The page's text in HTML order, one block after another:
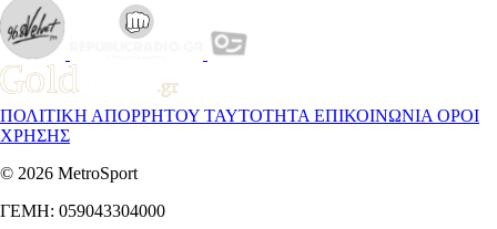
ΠΟΛΙΤΙΚΗ ΑΠΟΡΡΗΤΟΥ ΤΑΥΤΟΤΗΤΑ ΕΠΙΚΟΙΝΩΝΙΑ ΟΡΟΙ
ΧΡΗΣΗΣ
© 2026 MetroSport
ΓΕΜΗ: 059043304000